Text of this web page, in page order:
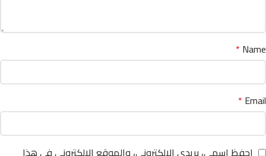
Name
*
Email
*